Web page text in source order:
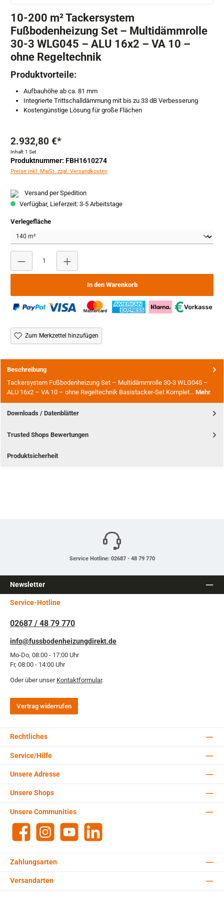
10-200 m² Tackersystem
Fußbodenheizung Set – Multidämmrolle
30-3 WLG045 – ALU 16x2 – VA 10 –
ohne Regeltechnik
Produktvorteile:
Aufbauhöhe ab ca. 81 mm
Integrierte Trittschalldämmung mit bis zu 33 dB Verbesserung
Kostengünstige Lösung für große Flächen
2.932,80 €*
Inhalt:1 Set
Produktnummer: FBH1610274
Preise inkl. MwSt. zzgl. Versandkosten
Versand per Spedition
Verfügbar, Lieferzeit: 3-5 Arbeitstage
Verlegeflächeauswählen
Produkt Anzahl: Gib den gewünschten Wert ein oder
In den Warenkorb
Zum Merkzettel hinzufügen
Beschreibung
Tackersystem Fußbodenheizung Set – Multidämmrolle 30-3 WLG045 –
ALU 16x2 – VA 10 – ohne Regeltechnik Basistacker-Set Komplet… Mehr
Downloads / Datenblätter
Trusted Shops Bewertungen
Produktsicherheit
Service Hotline: 02687 - 48 79 770
Newsletter
Service-Hotline
02687 / 48 79 770
info@fussbodenheizungdirekt.de
Mo-Do, 08:00 - 17:00 Uhr
Fr, 08:00 - 14:00 Uhr
Oder über unser Kontaktformular.
Vertrag widerrufen
Rechtliches
Service/Hilfe
Zahlungsarten
Versandarten
Unsere Adresse
Unsere Communities
Facebook Instagram YouTube
Unsere Shops